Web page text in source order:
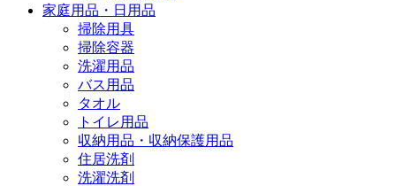
家庭用品・日用品
掃除用具
掃除容器
洗濯用品
バス用品
タオル
トイレ用品
収納用品・収納保護用品
住居洗剤
洗濯洗剤